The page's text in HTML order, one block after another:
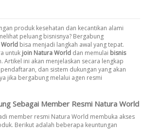
produk kesehatan dan kecantikan alami
peluang bisnisnya? Bergabung
bisa menjadi langkah awal yang tepat.
untuk join Natura World dan memulai bisnis
Artikel ini akan menjelaskan secara lengkap
dan sistem dukungan yang akan
jika bergabung melalui agen resmi
Sebagai Member Resmi Natura World
member resmi Natura World membuka akses
Berikut adalah beberapa keuntungan